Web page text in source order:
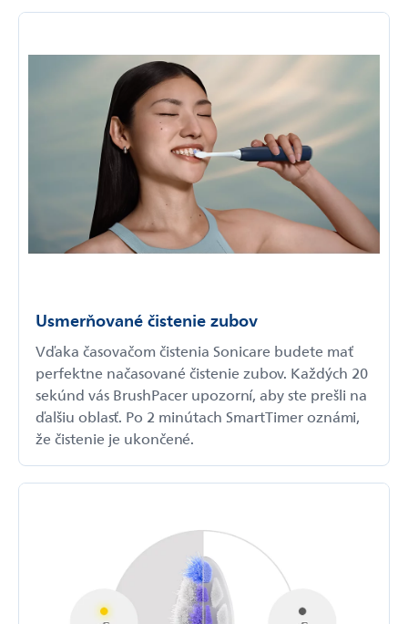
Usmerňované čistenie zubov
Vďaka časovačom čistenia Sonicare budete mať
perfektne načasované čistenie zubov. Každých 20
sekúnd vás BrushPacer upozorní, aby ste prešli na
ďalšiu oblasť. Po 2 minútach SmartTimer oznámi,
že čistenie je ukončené.